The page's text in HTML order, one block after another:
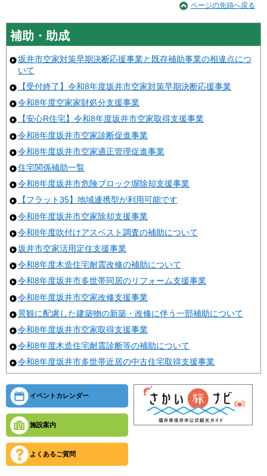
ページの先頭へ戻る
補助・助成
坂井市空家対策早期決断応援事業と既存補助事業の相違点につ
いて
【受付終了】令和8年度坂井市空家対策早期決断応援事業
令和8年度空家家財処分支援事業
【安心R住宅】令和8年度坂井市空家取得支援事業
令和8年度坂井市空家診断促進事業
令和8年度坂井市空家適正管理促進事業
住宅関係補助一覧
令和8年度坂井市危険ブロック塀除却支援事業
【フラット35】地域連携型が利用可能です
令和8年度坂井市空家除却支援事業
令和8年度吹付けアスベスト調査の補助について
坂井市空家活用定住支援事業
令和8年度木造住宅耐震改修の補助について
令和8年度坂井市多世帯同居のリフォーム支援事業
令和8年度坂井市空家改修支援事業
景観に配慮した建築物の新築・改修に伴う一部補助について
令和8年度坂井市空家取得支援事業
令和8年度木造住宅耐震診断等の補助について
令和8年度坂井市多世帯近居の中古住宅取得支援事業
イベントカレンダー
施設案内
よくあるご質問